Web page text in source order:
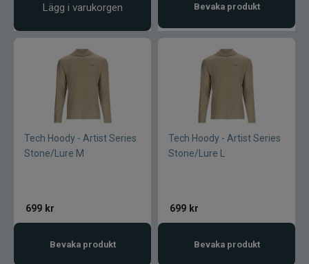
Lägg i varukorgen Bevaka produkt
Tech Hoody - Artist Series
Stone/Lure M
699 kr
Bevaka produkt
Tech Hoody - Artist Series
Stone/Lure L
699 kr
Bevaka produkt